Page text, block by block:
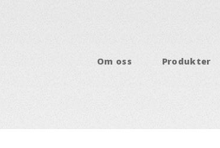
Om oss Produkter